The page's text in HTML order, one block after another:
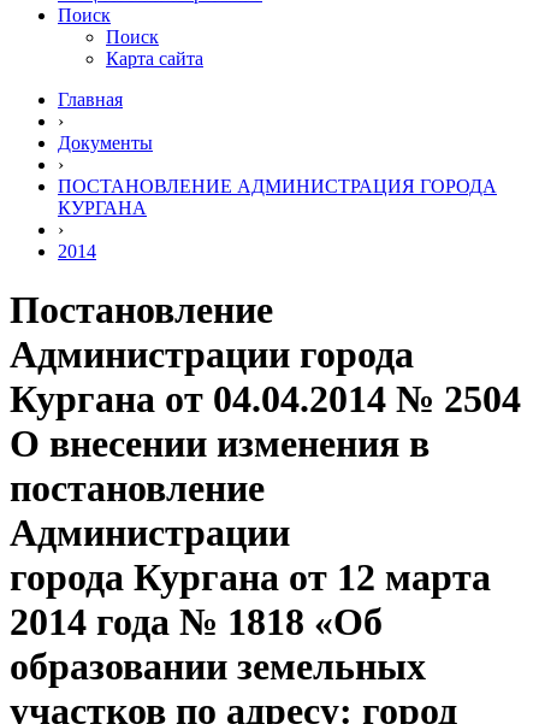
Поиск
Поиск
Карта сайта
Главная
›
Документы
›
ПОСТАНОВЛЕНИЕ АДМИНИСТРАЦИЯ ГОРОДА
КУРГАНА
›
2014
Постановление
Администрации города
Кургана от 04.04.2014 № 2504
О внесении изменения в
постановление
Администрации
города Кургана от 12 марта
2014 года № 1818 «Об
образовании земельных
участков по адресу: город